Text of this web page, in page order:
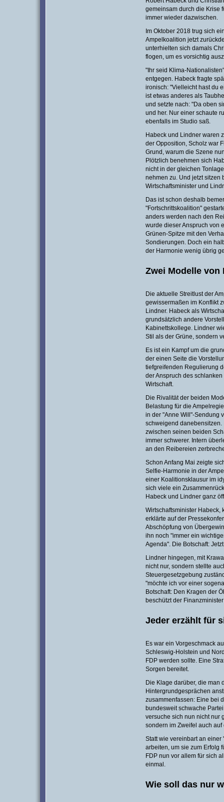
gemeinsam durch die Krise
immer wieder dazwischen.
Im Oktober 2018 trug sich
Ampelkoalition jetzt
unterhielten sich damals
flogen, um es vorsichtig
"Ihr seid Klima-
entgegen. Habeck fragte
ironisch: "Vielleicht hast du
ist etwas anderes als
und setzte nach: "Da oben
und her. Nur einer schaute
ebenfalls im Studio saß.
Habeck und Lindner waren
der Opposition, Scholz war
Grund, warum die Szene
Plötzlich benehmen sich
nicht in der gleichen
nehmen zu. Und jetzt sitzen
Wirtschaftsminister und
Das ist schon deshalb
"Fortschrittskoalition"
anders werden nach den
wurde dieser Anspruch von
Grünen-Spitze mit den
Sondierungen. Doch ein
der Harmonie wenig übrig
Zwei Modelle von
Die aktuelle Streitlust der
gewissermaßen im Konflikt
Lindner. Habeck als
grundsätzlich andere
Kabinettskollege. Lindner
Stil als der Grüne, sondern
Es ist ein Kampf um die
der einen Seite die
tiefgreifenden Regulierung
der Anspruch des
Wirtschaft.
Die Rivalität der beiden
Belastung für die
in der "Anne Will"-Sendung
schweigend danebensitzen.
zwischen seinen beiden
immer schwerer. Intern
an den Reibereien
Schon Anfang Mai zeigte
Selfie-Harmonie in der
einer Koalitionsklausur im
sich viele ein
Habeck und Lindner ganz
Wirtschaftsminister Habeck,
erklärte auf der
Abschöpfung von
ihn noch "immer ein
Agenda". Die Botschaft:
Lindner hingegen, mit
nicht nur, sondern stellte
Steuergesetzgebung
"möchte ich vor einer
Botschaft: Den Kragen der
beschützt der
Jeder erzählt für
Es war ein Vorgeschmack
Schleswig-Holstein und
FDP werden sollte. Eine
Sorgen bereitet.
Die Klage darüber, die man
Hintergrundgesprächen
zusammenfassen: Eine bei
bundesweit schwache
versuche sich nun nicht nur
sondern im Zweifel auch auf
Statt wie vereinbart an
arbeiten, um sie zum Erfolg
FDP nun vor allem für sich
einmal.
Wie soll das nur